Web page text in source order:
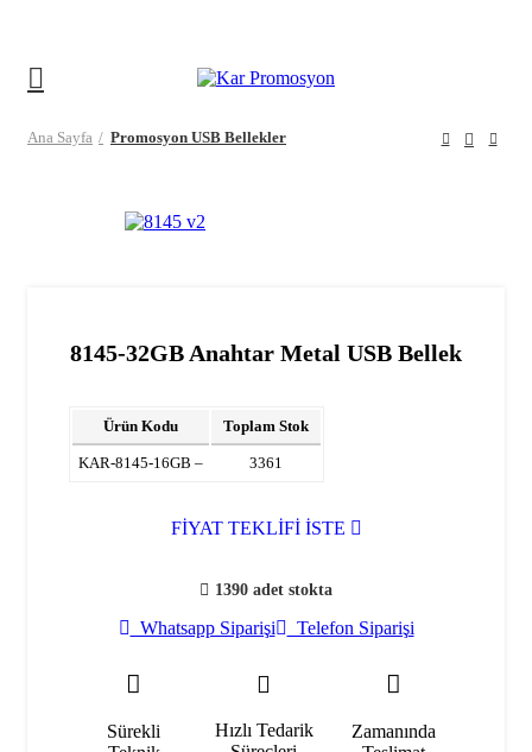
Ana Sayfa Promosyon USB Bellekler
8145-32GB Anahtar Metal USB Bellek
Ürün Kodu Toplam Stok
KAR-8145-16GB – 3361
FİYAT TEKLİFİ İSTE
1390 adet stokta
Whatsapp Siparişi Telefon Siparişi
Sürekli
Hızlı Tedarik
Zamanında